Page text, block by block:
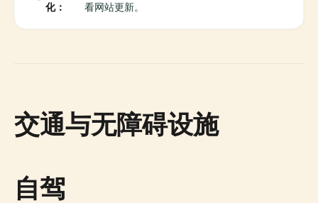
化：
看网站更新。
交通与无障碍设施
自驾